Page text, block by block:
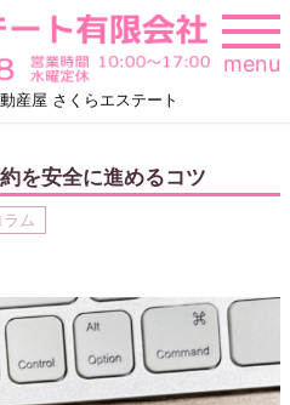
産屋 さくらエステート
menu
を安全に進めるコツ
ム